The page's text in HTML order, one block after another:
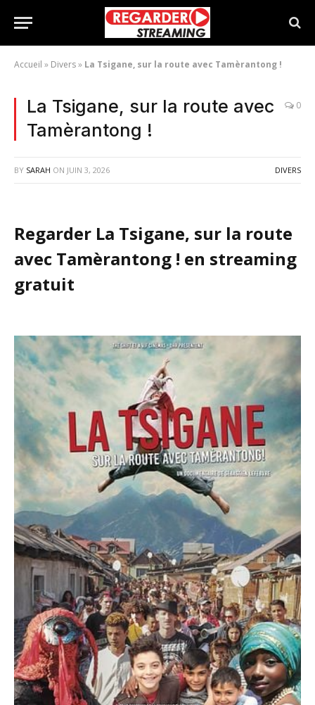
Accueil » Divers» La Tsigane, sur la route avec Tamèrantong !
La Tsigane, sur la route avec
Tamèrantong !
0
BY SARAH ON JUIN 3, 2026 DIVERS
Regarder La Tsigane, sur la route
avec Tamèrantong ! en streaming
gratuit